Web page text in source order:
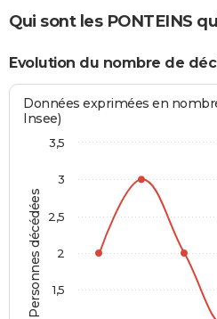
Qui sont les PONTEINS
Evolution du nombre de
Personnes décédées
Données exprimées en
Insee)
1,5
2
2,5
3
3,5